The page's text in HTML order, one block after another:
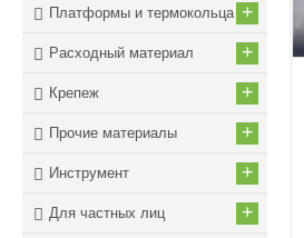
Платформы и термокольца +
Расходный материал +
Крепеж +
Прочие материалы +
Инструмент +
Для частных лиц +